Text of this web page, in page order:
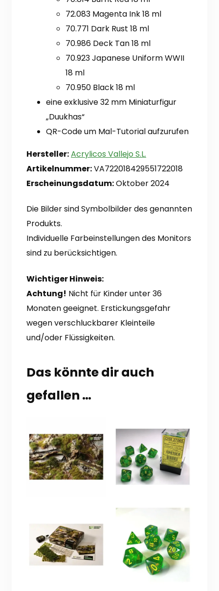
72.083 Magenta Ink 18 ml
70.771 Dark Rust 18 ml
70.986 Deck Tan 18 ml
70.923 Japanese Uniform WWII
18 ml
70.950 Black 18 ml
eine exklusive 32 mm Miniaturfigur
„Duukhas“
QR-Code um Mal-Tutorial aufzurufen
Hersteller:Acrylicos Vallejo S.L.
Artikelnummer:VA722018429551722018
Erscheinungsdatum:Oktober 2024
Die Bilder sind Symbolbilder des genannten
Produkts.
Individuelle Farbeinstellungen des Monitors
sind zu berücksichtigen.
Wichtiger Hinweis:
Achtung! Nicht für Kinder unter 36
Monaten geeignet. Erstickungsgefahr
wegen verschluckbarer Kleinteile
und/oder Flüssigkeiten.
Das könnte dir auch
gefallen …